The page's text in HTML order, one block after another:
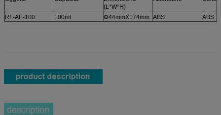
(L*W*H)
RF-AE-100 100ml Φ44mmX174mm ABS ABS